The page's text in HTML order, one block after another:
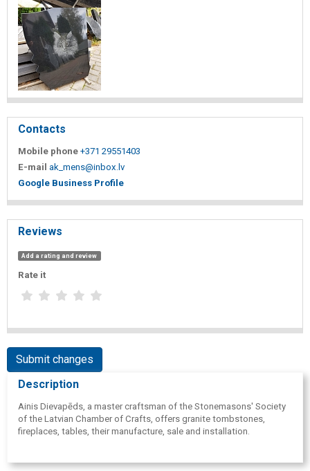
Contacts
Mobile phone +371 29551403
E-mail ak_mens@inbox.lv
Google Business Profile
Reviews
Add a rating and review
Rate it
Submit changes
Description
Ainis Dievapēds, a master craftsman of the Stonemasons' Society
of the Latvian Chamber of Crafts, offers granite tombstones,
fireplaces, tables, their manufacture, sale and installation.